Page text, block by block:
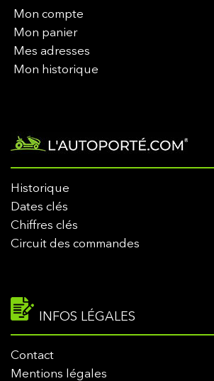
Mon compte
Mon panier
Mes adresses
Mon historique
Historique
Dates clés
Chiffres clés
Circuit des commandes
INFOS LÉGALES
Contact
Mentions légales